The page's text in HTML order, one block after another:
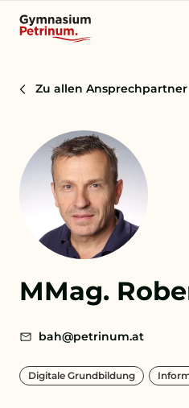
Schulgemeinschaft
Orientierung
Zum Schulkompass
Zu allen Ansprechpartner
MMag.
bah@petrinum.at
Digitale Grundbildung